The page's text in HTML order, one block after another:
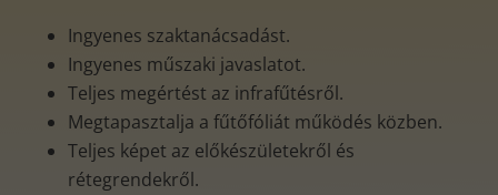
Ingyenes szaktanácsadást.
Ingyenes műszaki javaslatot.
Teljes megértést az infrafűtésről.
Megtapasztalja a fűtőfóliát működés közben.
Teljes képet az előkészületekről és
rétegrendekről.